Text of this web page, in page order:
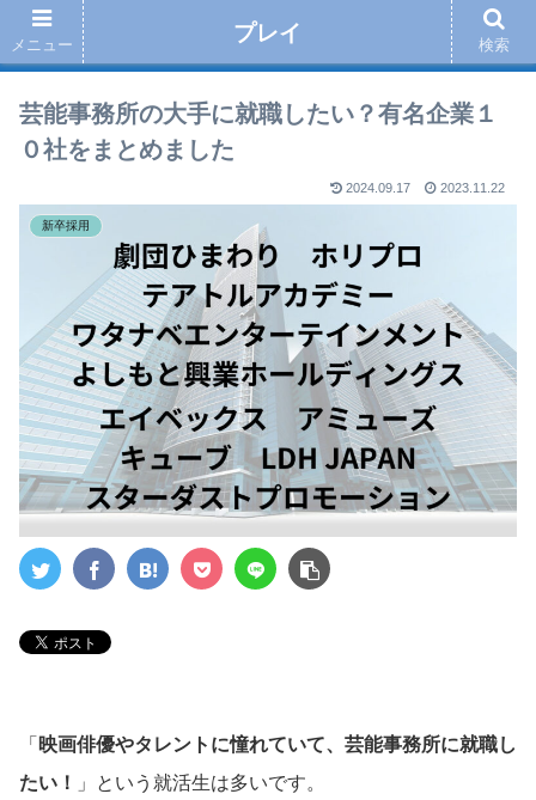
芸能事務所の大手に就職したい？有名企業１
０社をまとめました
2024.09.17 2023.11.22
新卒採用
「 映画俳優やタレントに憧れていて、芸能事務所に就職し
たい！
」という就活生は多いです。
メニュー プレイ 検索